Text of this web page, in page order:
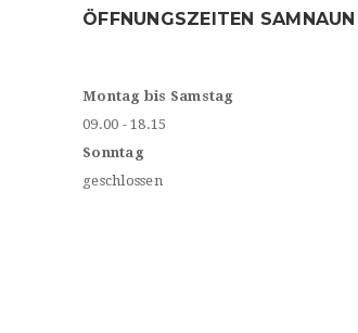
ÖFFNUNGSZEITEN SAMNAUN
Montag bis Samstag
09.00 - 18.15
Sonntag
geschlossen